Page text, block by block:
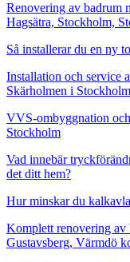
Renovering av badrum
Hagsätra, Stockholm,
Så installerar du en ny
Installation och service
Skärholmen i Stockholm
VVS-ombyggnation
Stockholm
Vad innebär
det ditt hem?
Hur minskar du
Komplett renovering av
Gustavsberg, Värmdö